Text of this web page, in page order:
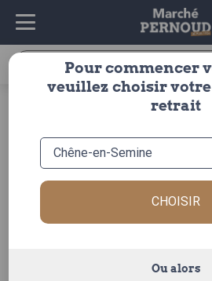
Recherche
fruits & légumes> fruits>
Pour commencer
veuillez choisir
retrait
CHOISIR
Ou alors